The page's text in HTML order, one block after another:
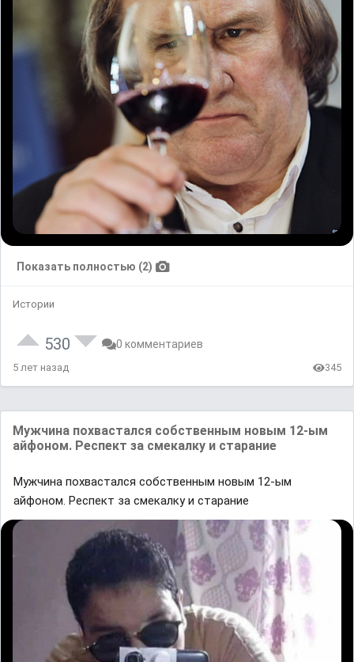
Показать полностью (2)
Истории
530 0 комментариев
5 лет назад 345
Мужчина похвастался собственным новым 12-ым
айфоном. Респект за смекалку и старание
Мужчина похвастался собственным новым 12-ым
айфоном. Респект за смекалку и старание